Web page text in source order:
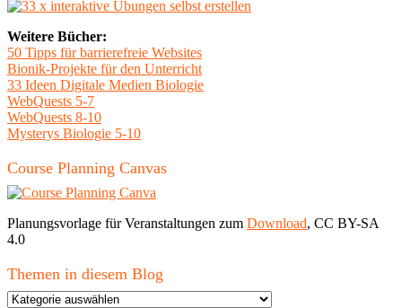
Weitere Bücher:
50 Tipps für barrierefreie Websites
Bionik-Projekte für den Unterricht
33 Ideen Digitale Medien Biologie
WebQuests 5-7
WebQuests 8-10
Mysterys Biologie 5-10
Course Planning Canvas
Planungsvorlage für Veranstaltungen zum Download, CC BY-SA
4.0
Themen in diesem Blog
Themen